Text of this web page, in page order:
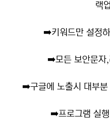
랙
➡️키워드만 설정
➡️모든 보안문
➡️구글에 노출시 대부
➡️프로그램 실